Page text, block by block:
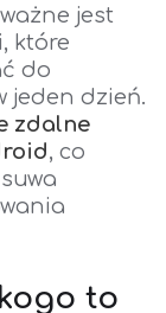
jest
które
do
jeden dzień.
zdalne
, co
to